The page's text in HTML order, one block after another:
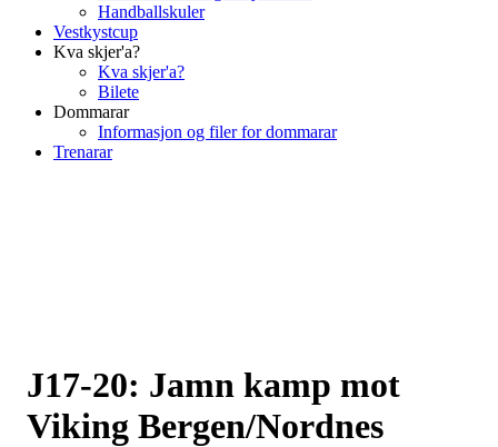
Handballskuler
Vestkystcup
Kva skjer'a?
Kva skjer'a?
Bilete
Dommarar
Informasjon og filer for dommarar
Trenarar
J17-20: Jamn kamp mot
Viking Bergen/Nordnes